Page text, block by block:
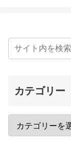
カテゴリー